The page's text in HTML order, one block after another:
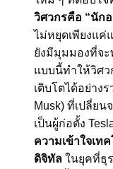
วิศวกรคือ “นัก
ไม่หยุดเพียงแค่
ยังมีมุมมองที่จ
แบบนี้ทำให้วิศ
เติบโตได้อย่าง
Musk) ที่เปลี่ย
เป็นผู้ก่อตั้ง
ความเข้าใจเท
ดิจิทัล ในยุคที่ธุ